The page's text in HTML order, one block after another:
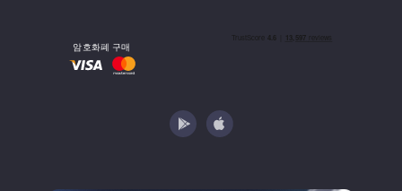
암호화폐 구매